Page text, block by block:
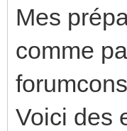
Mes
comme
Voici des